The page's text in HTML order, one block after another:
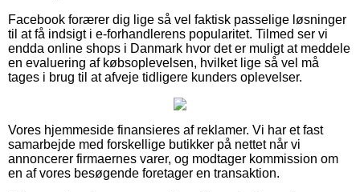
Facebook forærer dig lige så vel faktisk passelige løsninger
til at få indsigt i e-forhandlerens popularitet. Tilmed ser vi
endda online shops i Danmark hvor det er muligt at meddele
en evaluering af købsoplevelsen, hvilket lige så vel må
tages i brug til at afveje tidligere kunders oplevelser.
Vores hjemmeside finansieres af reklamer. Vi har et fast
samarbejde med forskellige butikker på nettet når vi
annoncerer firmaernes varer, og modtager kommission om
en af vores besøgende foretager en transaktion.